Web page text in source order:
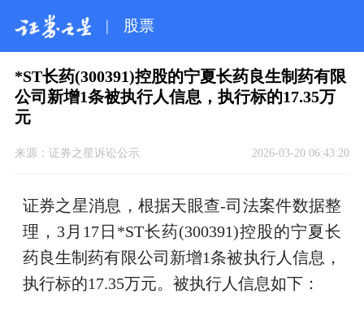
| 股票
*ST长药(300391)控股的宁夏长药良生制药有限
公司新增1条被执行人信息，执行标的17.35万
元
来源： 证券之星诉讼公示 2026-03-20 06:43:20
证券之星消息，根据天眼查-司法案件数据整
理，3月17日*ST长药(300391)控股的宁夏长
药良生制药有限公司新增1条被执行人信息，
执行标的17.35万元。被执行人信息如下：